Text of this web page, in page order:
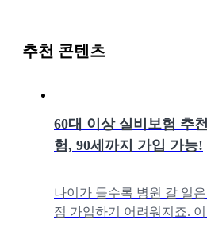
추천 콘텐츠
60대 이상 실비보험 추
험, 90세까지 가입 가능!
나이가 들수록 병원 갈 일
점 가입하기 어려워지죠.